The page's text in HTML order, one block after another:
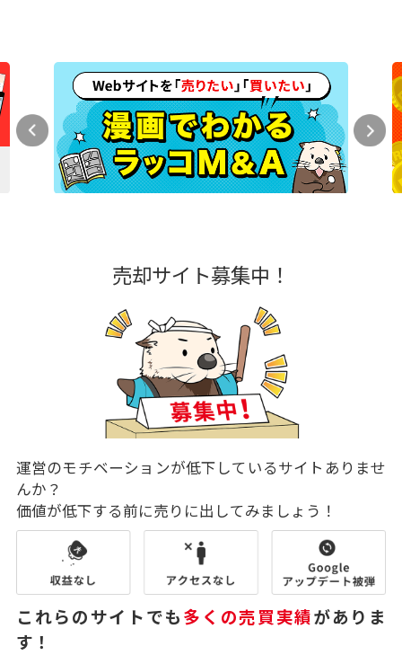
売却サイト募集中！
運営のモチベーションが低下しているサイトありませ
んか？
価値が低下する前に売りに出してみましょう！
これらのサイトでも多くの売買実績がありま
す！